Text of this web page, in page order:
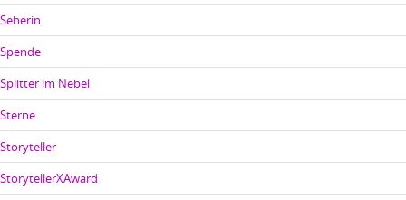
Seherin
Spende
Splitter im Nebel
Sterne
Storyteller
StorytellerXAward